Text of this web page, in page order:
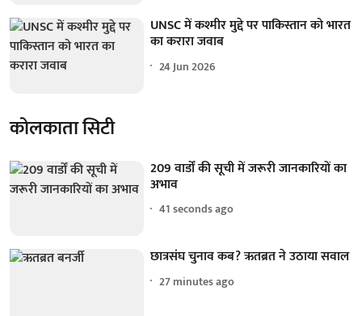
UNSC में कश्मीर मुद्दे पर पाकिस्तान को भारत
का करारा जवाब
24 Jun 2026
कोलकाता सिटी
209 वार्डों की सूची में जरूरी जानकारियों का
अभाव
41 seconds ago
छात्रसंघ चुनाव कब? ऋतब्रत ने उठाया सवाल
27 minutes ago